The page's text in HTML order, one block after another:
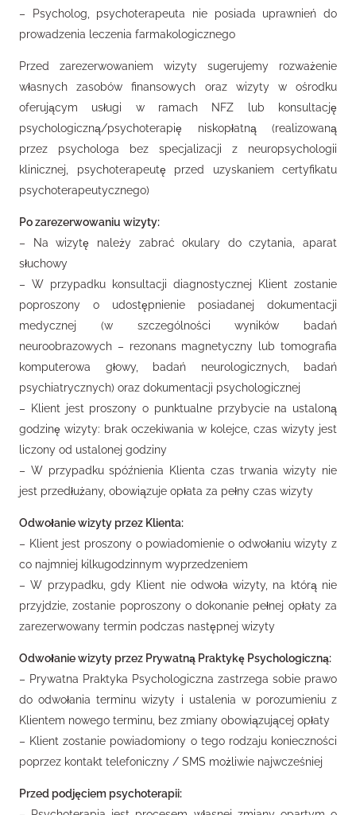
– Psycholog, psychoterapeuta nie posiada uprawnień do
prowadzenia leczenia farmakologicznego
Przed zarezerwowaniem wizyty sugerujemy rozważenie
własnych zasobów finansowych oraz wizyty w ośrodku
oferującym usługi w ramach NFZ lub konsultację
psychologiczną/psychoterapię niskopłatną (realizowaną
przez psychologa bez specjalizacji z neuropsychologii
klinicznej, psychoterapeutę przed uzyskaniem certyfikatu
psychoterapeutycznego)
Po zarezerwowaniu wizyty:
– Na wizytę należy zabrać okulary do czytania, aparat
słuchowy
– W przypadku konsultacji diagnostycznej Klient zostanie
poproszony o udostępnienie posiadanej dokumentacji
medycznej (w szczególności wyników badań
neuroobrazowych – rezonans magnetyczny lub tomografia
komputerowa głowy, badań neurologicznych, badań
psychiatrycznych) oraz dokumentacji psychologicznej
– Klient jest proszony o punktualne przybycie na ustaloną
godzinę wizyty: brak oczekiwania w kolejce, czas wizyty jest
liczony od ustalonej godziny
– W przypadku spóźnienia Klienta czas trwania wizyty nie
jest przedłużany, obowiązuje opłata za pełny czas wizyty
Odwołanie wizyty przez Klienta:
– Klient jest proszony o powiadomienie o odwołaniu wizyty z
co najmniej kilkugodzinnym wyprzedzeniem
– W przypadku, gdy Klient nie odwoła wizyty, na którą nie
przyjdzie, zostanie poproszony o dokonanie pełnej opłaty za
zarezerwowany termin podczas następnej wizyty
Odwołanie wizyty przez Prywatną Praktykę Psychologiczną:
– Prywatna Praktyka Psychologiczna zastrzega sobie prawo
do odwołania terminu wizyty i ustalenia w porozumieniu z
Klientem nowego terminu, bez zmiany obowiązującej opłaty
– Klient zostanie powiadomiony o tego rodzaju konieczności
poprzez kontakt telefoniczny / SMS możliwie najwcześniej
Przed podjęciem psychoterapii: